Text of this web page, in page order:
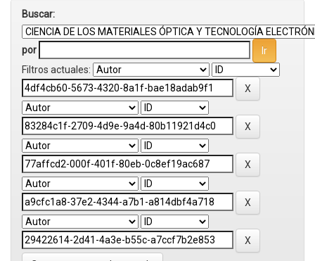
Buscar:
por
Filtros actuales: